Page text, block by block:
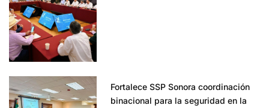
Fortalece SSP Sonora coordinación
binacional para la seguridad en la